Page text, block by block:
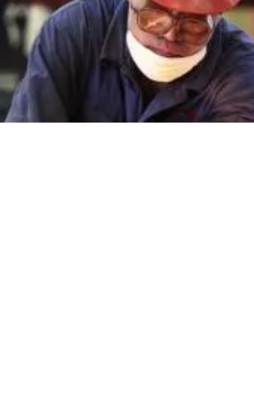
EL TIEMPO NO LE
ALCANZA
ERRORES POR LOS QUE EL TIEMPO NO LE
ALCANZA